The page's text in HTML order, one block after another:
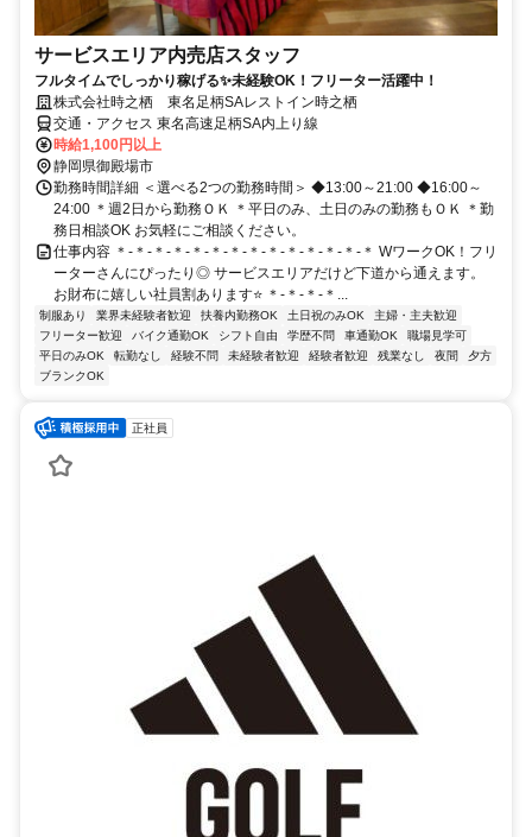
サービスエリア内売店スタッフ
フルタイムでしっかり稼げる✨未経験OK！フリーター活躍中！
株式会社時之栖 東名足柄SAレストイン時之栖
交通・アクセス 東名高速足柄SA内上り線
時給1,100円以上
静岡県御殿場市
勤務時間詳細 ＜選べる2つの勤務時間＞ ◆13:00～21:00 ◆16:00～
24:00 ＊週2日から勤務ＯＫ ＊平日のみ、土日のみの勤務もＯＫ ＊勤
務日相談OK お気軽にご相談ください。
仕事内容 ＊-＊-＊-＊-＊-＊-＊-＊-＊-＊-＊-＊-＊-＊ WワークOK！フリ
ーターさんにぴったり◎ サービスエリアだけど下道から通えます。
お財布に嬉しい社員割あります⭐ ＊-＊-＊-＊...
制服あり 業界未経験者歓迎 扶養内勤務OK 土日祝のみOK
主婦・主夫歓迎
フリーター歓迎
バイク通勤OK シフト自由 学歴不問 車通勤OK
職場見学可
平日のみOK
転勤なし 経験不問 未経験者歓迎 経験者歓迎 残業なし 夜間
夕方
ブランクOK
正社員